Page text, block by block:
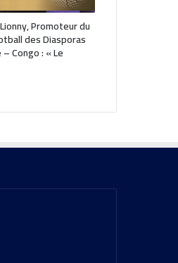
Promoteur du
des Diasporas
Congo : « Le